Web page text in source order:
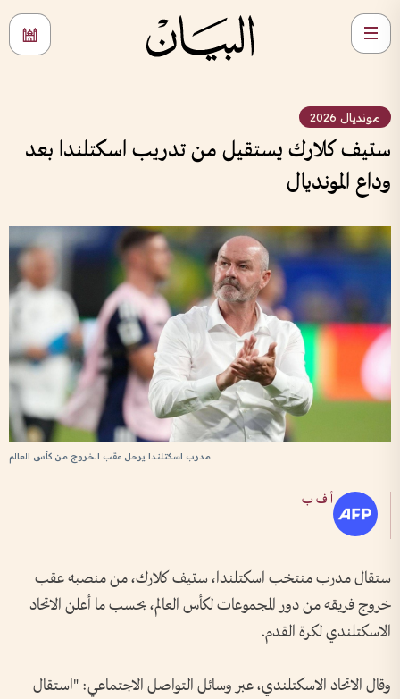
مونديال 2026
ستيف كلارك يستقيل من تدريب اسكتلندا بعد
وداع المونديال
مدرب اسكتلندا يرحل عقب الخروج من كأس العالم
أ ف ب
ستقال مدرب منتخب اسكتلندا، ستيف كلارك، من منصبه عقب
خروج فريقه من دور المجموعات لكأس العالم، بحسب ما أعلن الاتحاد
الاسكتلندي لكرة القدم.
وقال الاتحاد الاسكتلندي، عبر وسائل التواصل الاجتماعي: "استقال